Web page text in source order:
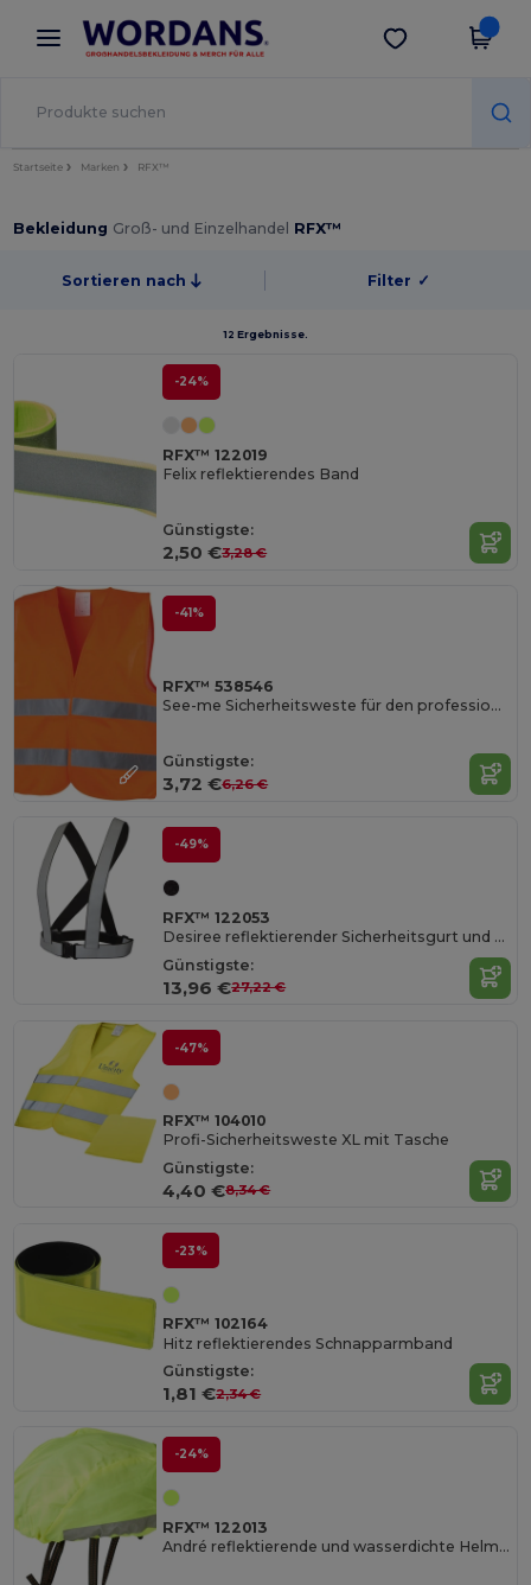
× Wordans App
Bessere Preise in der App!
App holen
Startseite Marken RFX™
Bekleidung Groß- und Einzelhandel RFX™
Sortieren nach Filter ✓
12 Ergebnisse.
-24%
RFX™ 122019
Felix reflektierendes Band
Günstigste:
2,50 €3,28 €
-41%
RFX™ 538546
See-me Sicherheitsweste für den professionellen Einsatz XL
Günstigste:
3,72 €6,26 €
-49%
RFX™ 122053
Desiree reflektierender Sicherheitsgurt und Weste
Günstigste:
13,96 €27,22 €
-47%
RFX™ 104010
Profi-Sicherheitsweste XL mit Tasche
Günstigste:
4,40 €8,34 €
-23%
RFX™ 102164
Hitz reflektierendes Schnapparmband
Günstigste:
1,81 €2,34 €
-24%
RFX™ 122013
André reflektierende und wasserdichte Helmabdeckung